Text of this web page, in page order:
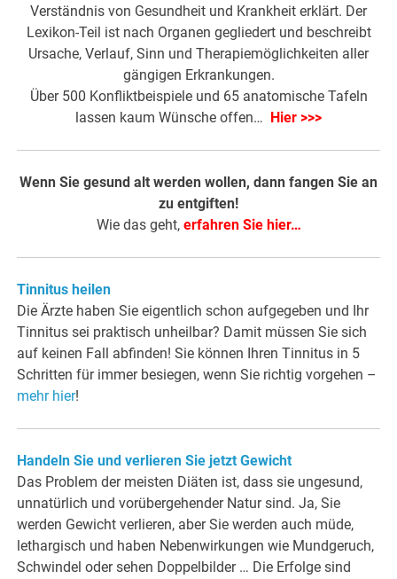
Verständnis von Gesundheit und Krankheit erklärt. Der
Lexikon-Teil ist nach Organen gegliedert und beschreibt
Ursache, Verlauf, Sinn und Therapiemöglichkeiten aller
gängigen Erkrankungen.
Über 500 Konfliktbeispiele und 65 anatomische Tafeln
lassen kaum Wünsche offen…
Hier >>>
Wenn Sie gesund alt werden wollen, dann fangen Sie an
zu entgiften!
Wie das geht, erfahren Sie hier…
Tinnitus heilen
Die Ärzte haben Sie eigentlich schon aufgegeben und Ihr
Tinnitus sei praktisch unheilbar? Damit müssen Sie sich
auf keinen Fall abfinden! Sie können Ihren Tinnitus in 5
Schritten für immer besiegen, wenn Sie richtig vorgehen –
mehr hier!
Handeln Sie und verlieren Sie jetzt Gewicht
Das Problem der meisten Diäten ist, dass sie ungesund,
unnatürlich und vorübergehender Natur sind. Ja, Sie
werden Gewicht verlieren, aber Sie werden auch müde,
lethargisch und haben Nebenwirkungen wie Mundgeruch,
Schwindel oder sehen Doppelbilder … Die Erfolge sind